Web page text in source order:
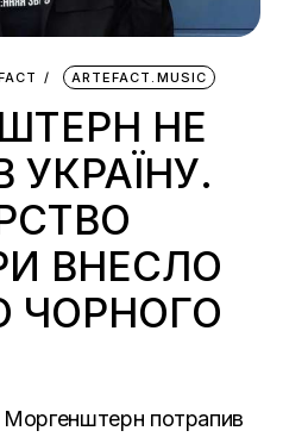
ARTEFACT.MUSIC
НЕ
УКРАЇНУ.
ВНЕСЛО
ЧОРНОГО
Моргенштерн потрапив